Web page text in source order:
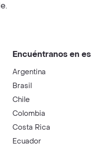
Encuéntranos en
Argentina
Brasil
Chile
Colombia
Costa Rica
Ecuador